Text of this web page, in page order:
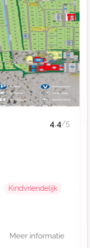
4.4/5
Kindvriendelijk
Meer informatie